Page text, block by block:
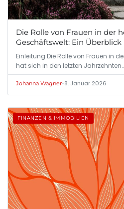
Die Rolle von Frauen in der
Geschäftswelt: Ein Überblick
Einleitung Die Rolle von Frauen in
hat sich in den letzten Jahrzehnten…
Johanna Wagner•8. Januar 2026
FINANZEN & IMMOBILIEN